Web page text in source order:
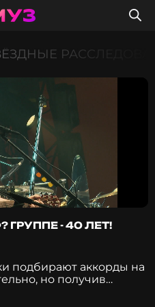
- 40 ЛЕТ!
подбирают аккорды на
но получив
они остались простыми
и не поменяли